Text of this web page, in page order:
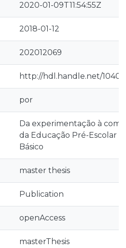
2020-01-09T11:54:55Z
2018-01-12
202012069
http://hdl.handle.net/
por
Da experimentação à
da Educação Pré-Escolar
Básico
master thesis
Publication
openAccess
masterThesis